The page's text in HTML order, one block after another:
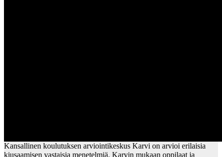
Kansallinen koulutuksen arviointikeskus Karvi on arvioi erilaisia
kiusaamisen vastaisia menetelmiä. Karvin mukaan oppilaat ja